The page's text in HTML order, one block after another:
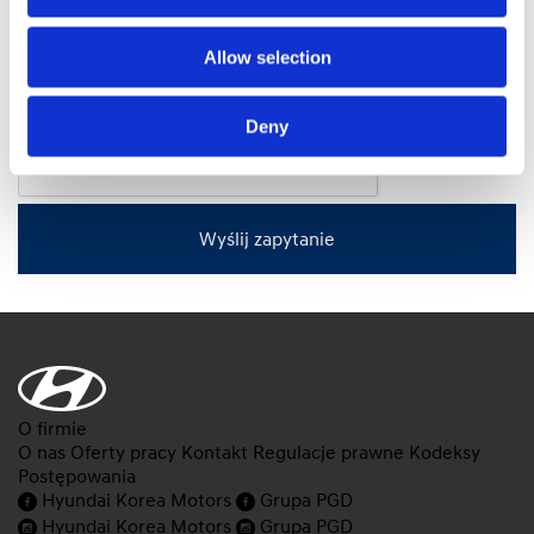
Allow selection
Deny
Administrator zleca wykonanie usług wsparcia IT w
imieniu i na swoją rzecz.
Wyślij zapytanie
O firmie
O nas Oferty pracy Kontakt Regulacje prawne Kodeksy
Postępowania
Hyundai Korea Motors
Grupa PGD
Hyundai Korea Motors
Grupa PGD